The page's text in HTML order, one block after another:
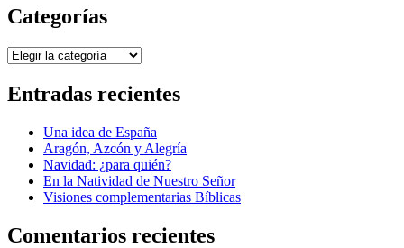
Categorías
Categorías
Entradas recientes
Una idea de España
Aragón, Azcón y Alegría
Navidad: ¿para quién?
En la Natividad de Nuestro Señor
Visiones complementarias Bíblicas
Comentarios recientes